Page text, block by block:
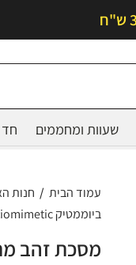
שעוות ומחממים חד
עמוד הבית / חנות
ביוממטיק biomimetic
מסכת זהב